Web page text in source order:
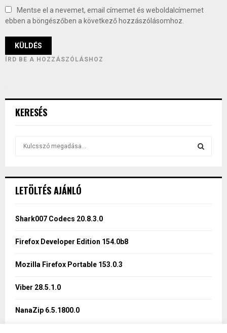
Mentse el a nevemet, email címemet és weboldalcímemet
ebben a böngészőben a következő hozzászólásomhoz.
ÍRD BE A HOZZÁSZÓLÁSHOZ
KERESÉS
h
o
:
LETÖLTÉS AJÁNLÓ
Shark007 Codecs 20.8.3.0
Firefox Developer Edition 154.0b8
Mozilla Firefox Portable 153.0.3
Viber 28.5.1.0
NanaZip 6.5.1800.0